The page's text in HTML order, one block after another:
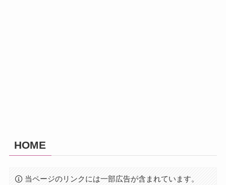
HOME
当ページのリンクには一部広告が含まれています。